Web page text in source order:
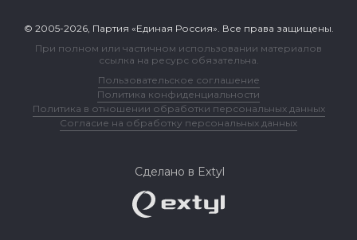
© 2005-2026, Партия «Единая Россия». Все права защищены.
При полном или частичном использовании материалов
ссылка на ресурс обязательна.
Пользовательское соглашение
Политика конфиденциальности
Политика в отношении обработки персональных данных
Согласие на обработку персональных данных
Сделано в Extyl